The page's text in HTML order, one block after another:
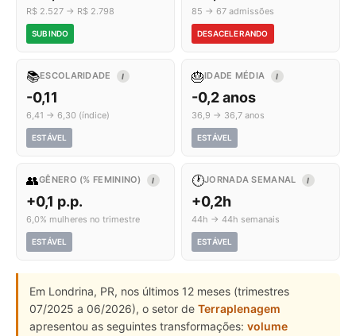
R$ 2.527 → R$ 2.798
SUBINDO
85 → 67 admissões
DESACELERANDO
📚ESCOLARIDADE I
-0,11
6,41 → 6,30 (índice)
ESTÁVEL
🎂IDADE MÉDIA I
-0,2 anos
36,9 → 36,7 anos
ESTÁVEL
👥GÊNERO (% FEMININO) I
+0,1 p.p.
6,0% mulheres no trimestre
ESTÁVEL
🕐JORNADA SEMANAL I
+0,2h
44h → 44h semanais
ESTÁVEL
Em Londrina, PR, nos últimos 12 meses (trimestres
07/2025 a 06/2026), o setor de Terraplenagem
apresentou as seguintes transformações: volume